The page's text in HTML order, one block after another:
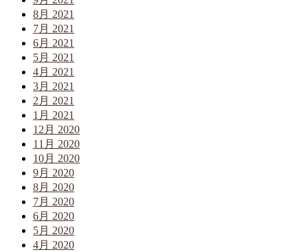
8月 2021
7月 2021
6月 2021
5月 2021
4月 2021
3月 2021
2月 2021
1月 2021
12月 2020
11月 2020
10月 2020
9月 2020
8月 2020
7月 2020
6月 2020
5月 2020
4月 2020